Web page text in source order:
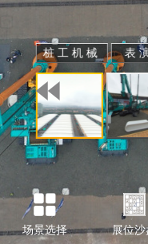
桩工机械 表
场景选择 展位沙